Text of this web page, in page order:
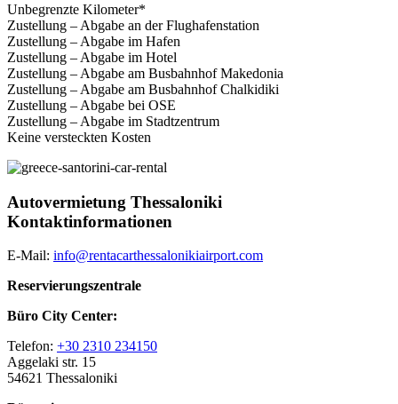
Unbegrenzte Kilometer*
Zustellung – Abgabe an der Flughafenstation
Zustellung – Abgabe im Hafen
Zustellung – Abgabe im Hotel
Zustellung – Abgabe am Busbahnhof Makedonia
Zustellung – Abgabe am Busbahnhof Chalkidiki
Zustellung – Abgabe bei OSE
Zustellung – Abgabe im Stadtzentrum
Keine versteckten Kosten
Autovermietung Thessaloniki
Kontaktinformationen
E-Mail: info@rentacarthessalonikiairport.com
Reservierungszentrale
Büro City Center:
Telefon: +30 2310 234150
Aggelaki str. 15
54621 Thessaloniki